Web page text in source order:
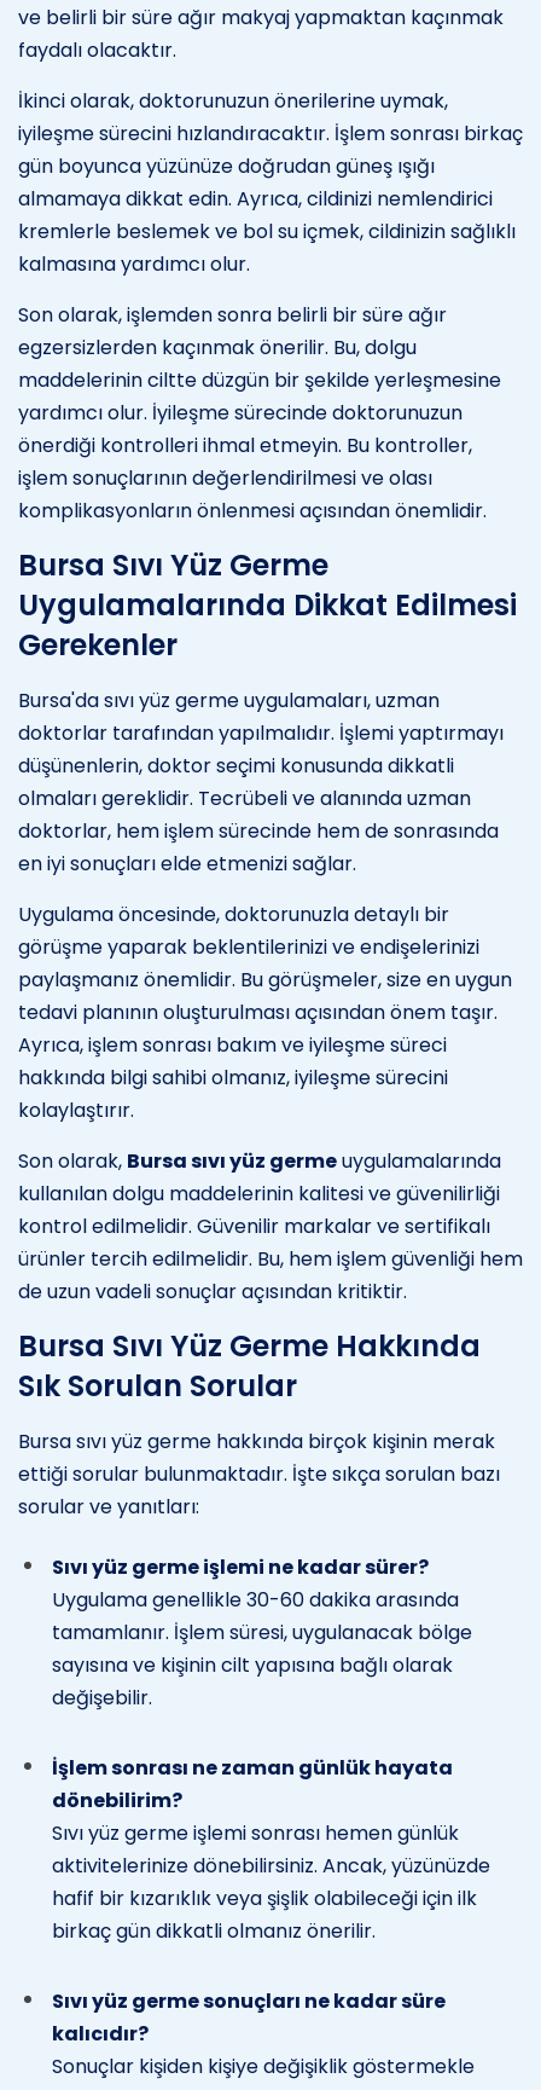
ve belirli bir süre ağır makyaj yapmaktan kaçınmak
faydalı olacaktır.
İkinci olarak, doktorunuzun önerilerine uymak,
iyileşme sürecini hızlandıracaktır. İşlem sonrası birkaç
gün boyunca yüzünüze doğrudan güneş ışığı
almamaya dikkat edin. Ayrıca, cildinizi nemlendirici
kremlerle beslemek ve bol su içmek, cildinizin sağlıklı
kalmasına yardımcı olur.
Son olarak, işlemden sonra belirli bir süre ağır
egzersizlerden kaçınmak önerilir. Bu, dolgu
maddelerinin ciltte düzgün bir şekilde yerleşmesine
yardımcı olur. İyileşme sürecinde doktorunuzun
önerdiği kontrolleri ihmal etmeyin. Bu kontroller,
işlem sonuçlarının değerlendirilmesi ve olası
komplikasyonların önlenmesi açısından önemlidir.
Bursa Sıvı Yüz Germe
Uygulamalarında Dikkat Edilmesi
Gerekenler
Bursa'da sıvı yüz germe uygulamaları, uzman
doktorlar tarafından yapılmalıdır. İşlemi yaptırmayı
düşünenlerin, doktor seçimi konusunda dikkatli
olmaları gereklidir. Tecrübeli ve alanında uzman
doktorlar, hem işlem sürecinde hem de sonrasında
en iyi sonuçları elde etmenizi sağlar.
Uygulama öncesinde, doktorunuzla detaylı bir
görüşme yaparak beklentilerinizi ve endişelerinizi
paylaşmanız önemlidir. Bu görüşmeler, size en uygun
tedavi planının oluşturulması açısından önem taşır.
Ayrıca, işlem sonrası bakım ve iyileşme süreci
hakkında bilgi sahibi olmanız, iyileşme sürecini
kolaylaştırır.
Son olarak, Bursa sıvı yüz germeuygulamalarında
kullanılan dolgu maddelerinin kalitesi ve güvenilirliği
kontrol edilmelidir. Güvenilir markalar ve sertifikalı
ürünler tercih edilmelidir. Bu, hem işlem güvenliği hem
de uzun vadeli sonuçlar açısından kritiktir.
Bursa Sıvı Yüz Germe Hakkında
Sık Sorulan Sorular
Bursa sıvı yüz germe hakkında birçok kişinin merak
ettiği sorular bulunmaktadır. İşte sıkça sorulan bazı
sorular ve yanıtları:
Sıvı yüz germe işlemi ne kadar sürer?
Uygulama genellikle 30-60 dakika arasında
tamamlanır. İşlem süresi, uygulanacak bölge
sayısına ve kişinin cilt yapısına bağlı olarak
değişebilir.
İşlem sonrası ne zaman günlük hayata
dönebilirim?
Sıvı yüz germe işlemi sonrası hemen günlük
aktivitelerinize dönebilirsiniz. Ancak, yüzünüzde
hafif bir kızarıklık veya şişlik olabileceği için ilk
birkaç gün dikkatli olmanız önerilir.
Sıvı yüz germe sonuçları ne kadar süre
kalıcıdır?
Sonuçlar kişiden kişiye değişiklik göstermekle